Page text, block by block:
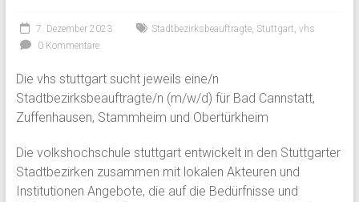
7. Dezember 2023 Stadtbezirksbeauftragte, Stuttgart, vhs
0 Kommentare
Die vhs stuttgart sucht jeweils eine/n
Stadtbezirksbeauftragte/n (m/w/d) für Bad Cannstatt,
Zuffenhausen, Stammheim und Obertürkheim
Die volkshochschule stuttgart entwickelt in den Stuttgarter
Stadtbezirken zusammen mit lokalen Akteuren und
Institutionen Angebote, die auf die Bedürfnisse und